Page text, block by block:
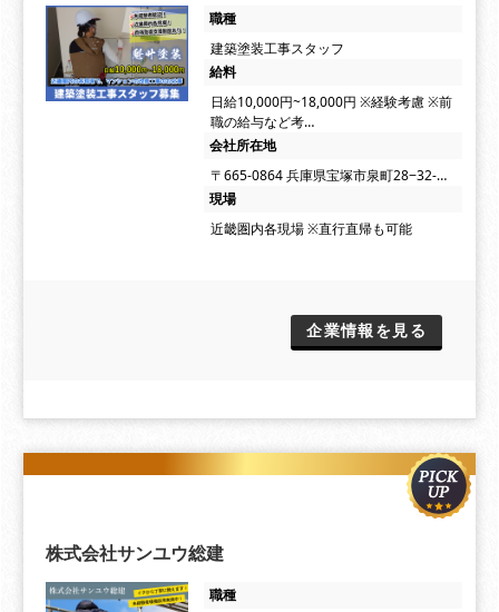
職種
建築塗装工事スタッフ
給料
日給10,000円~18,000円 ※経験考慮 ※前
職の給与など考…
会社所在地
〒665-0864 兵庫県宝塚市泉町28−32-…
現場
近畿圏内各現場 ※直行直帰も可能
企業情報を見る
株式会社サンユウ総建
職種